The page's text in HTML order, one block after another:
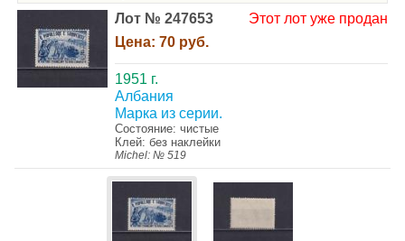
Лот № 247653
Цена: 70 руб.
Этот лот уже продан
1951 г.
Албания
Марка из серии.
Состояние: чистые
Клей: без наклейки
Michel: № 519